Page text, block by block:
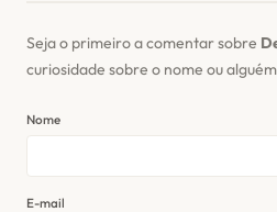
Seja o primeiro a comentar sobre
curiosidade sobre o nome ou
Nome
E-mail